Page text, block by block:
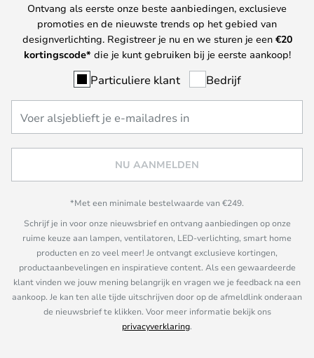
Ontvang als eerste onze beste aanbiedingen, exclusieve
promoties en de nieuwste trends op het gebied van
designverlichting. Registreer je nu en we sturen je een €20
kortingscode* die je kunt gebruiken bij je eerste aankoop!
Particuliere klant Bedrijf
NU AANMELDEN
*Met een minimale bestelwaarde van €249.
Schrijf je in voor onze nieuwsbrief en ontvang aanbiedingen op onze
ruime keuze aan lampen, ventilatoren, LED-verlichting, smart home
producten en zo veel meer! Je ontvangt exclusieve kortingen,
productaanbevelingen en inspiratieve content. Als een gewaardeerde
klant vinden we jouw mening belangrijk en vragen we je feedback na een
aankoop. Je kan ten alle tijde uitschrijven door op de afmeldlink onderaan
de nieuwsbrief te klikken. Voor meer informatie bekijk ons
privacyverklaring.